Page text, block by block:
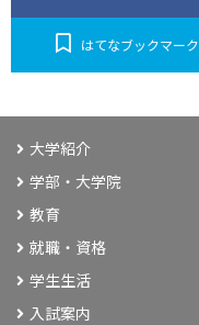
はてなブックマーク
大学紹介
学部・大学院
教育
就職・資格
学生生活
入試案内